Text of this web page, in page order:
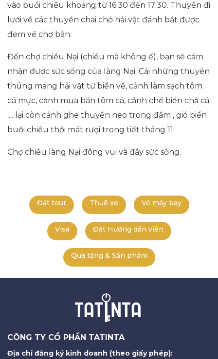
vào buổi chiều khoảng từ 16:30 đến 17:30. Thuyền đi
lưới về các thuyền chai chở hải vật đánh bắt được
đem về chợ bán.
Đến chợ chiều Nại (chiều mà không ế), bạn sẽ cảm
nhận được sức sống của làng Nại. Cải những thuyền
thúng mang hải vật từ biển về, cảnh làm sạch tôm
cá mực, cảnh mua bán tôm cá, cảnh chế biến chả cá
.... lại còn cảnh ghe thuyền neo trong đầm , gió biển
buổi chiều thổi mát rượi trong tiết tháng 11.
Chợ chiều làng Nại đông vui và đầy sức sống.
Đặt tour Thuê xe Vé máy bay
Visa Đặt Hướng dẫn viên
Quà tặng & Sản phẩm
CÔNG TY CỔ PHẦN TATINTA
Địa chỉ đăng ký kinh doanh (theo giấy phép):